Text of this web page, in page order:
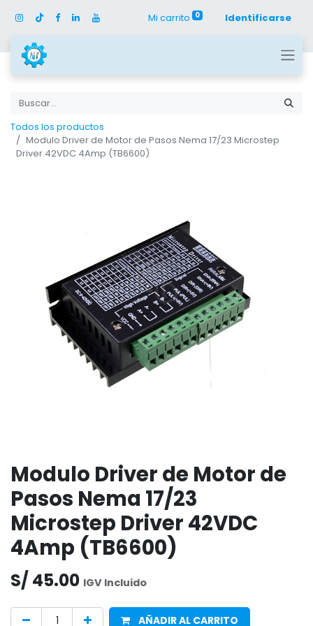
Mi carrito 0 Identificarse
Todos los productos
Modulo Driver de Motor de Pasos Nema 17/23 Microstep
Driver 42VDC 4Amp (TB6600)
Modulo Driver de Motor de
Pasos Nema 17/23
Microstep Driver 42VDC
4Amp (TB6600)
S/ 45.00 IGV Incluido
AÑADIR AL CARRITO